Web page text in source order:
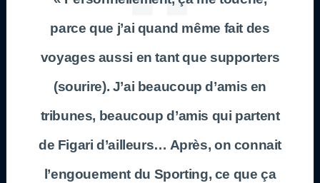
parce que j’ai quand même fait des
voyages aussi en tant que supporters
(sourire). J’ai beaucoup d’amis en
tribunes, beaucoup d’amis qui partent
de Figari d’ailleurs… Après, on connait
l’engouement du Sporting, ce que ça